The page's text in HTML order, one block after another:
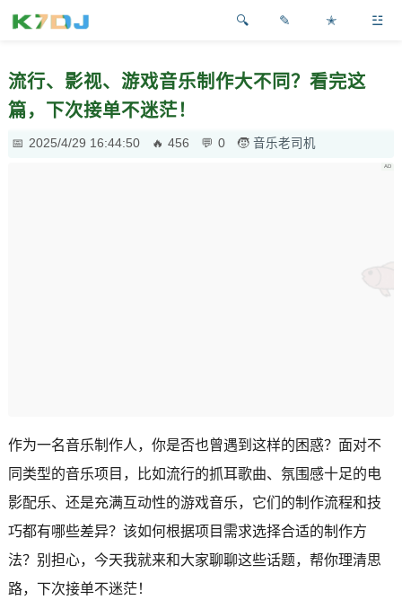
✎ ✭ ☳
流行、影视、游戏音乐制作大不同？看完这
篇，下次接单不迷茫！
2025/4/29 16:44:50 456 0 音乐老司机
作为一名音乐制作人，你是否也曾遇到这样的困惑？面对不
同类型的音乐项目，比如流行的抓耳歌曲、氛围感十足的电
影配乐、还是充满互动性的游戏音乐，它们的制作流程和技
巧都有哪些差异？该如何根据项目需求选择合适的制作方
法？别担心，今天我就来和大家聊聊这些话题，帮你理清思
路，下次接单不迷茫！